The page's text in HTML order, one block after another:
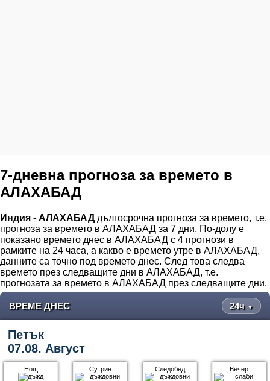
7-дневна прогноза за времето в
АЛАХАБАД
Индия - АЛАХАБАДдългосрочна прогноза за времето, т.е.
прогноза за времето в АЛАХАБАД за 7 дни. По-долу е
показано времето днес в АЛАХАБАД с 4 прогнози в
рамките на 24 часа, а какво е времето утре в АЛАХАБАД,
данните са точно под времето днес. След това следва
времето през следващите дни в АЛАХАБАД, т.е.
прогнозата за времето в АЛАХАБАД през следващите дни.
ВРЕМЕ ДНЕС 24ч ▼
Петък
07.08. Август
Нощ Сутрин Следобед Вечер